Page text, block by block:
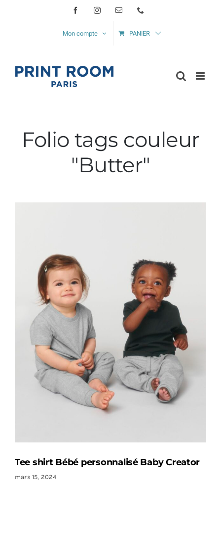
FacebookInstagramEmail
Mon compte PANIER
Folio tags couleur
"Butter"
Tee shirt Bébé personnalisé Baby Creator
mars 15, 2024